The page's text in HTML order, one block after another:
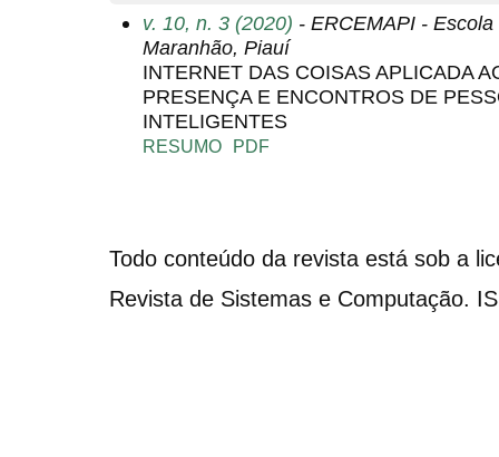
v. 10, n. 3 (2020) - ERCEMAPI -
Maranhão, Piauí
INTERNET DAS COISAS APLICADA
PRESENÇA E ENCONTROS DE
INTELIGENTES
RESUMO PDF
Todo conteúdo da revista está sob a
Revista de Sistemas e Computação.